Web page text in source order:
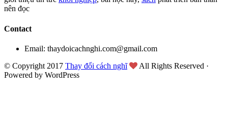
nên đọc
Contact
Email: thaydoicachnghi.com@gmail.com
© Copyright 2017 Thay đổi cách nghĩ
All Rights Reserved ·
Powered by WordPress